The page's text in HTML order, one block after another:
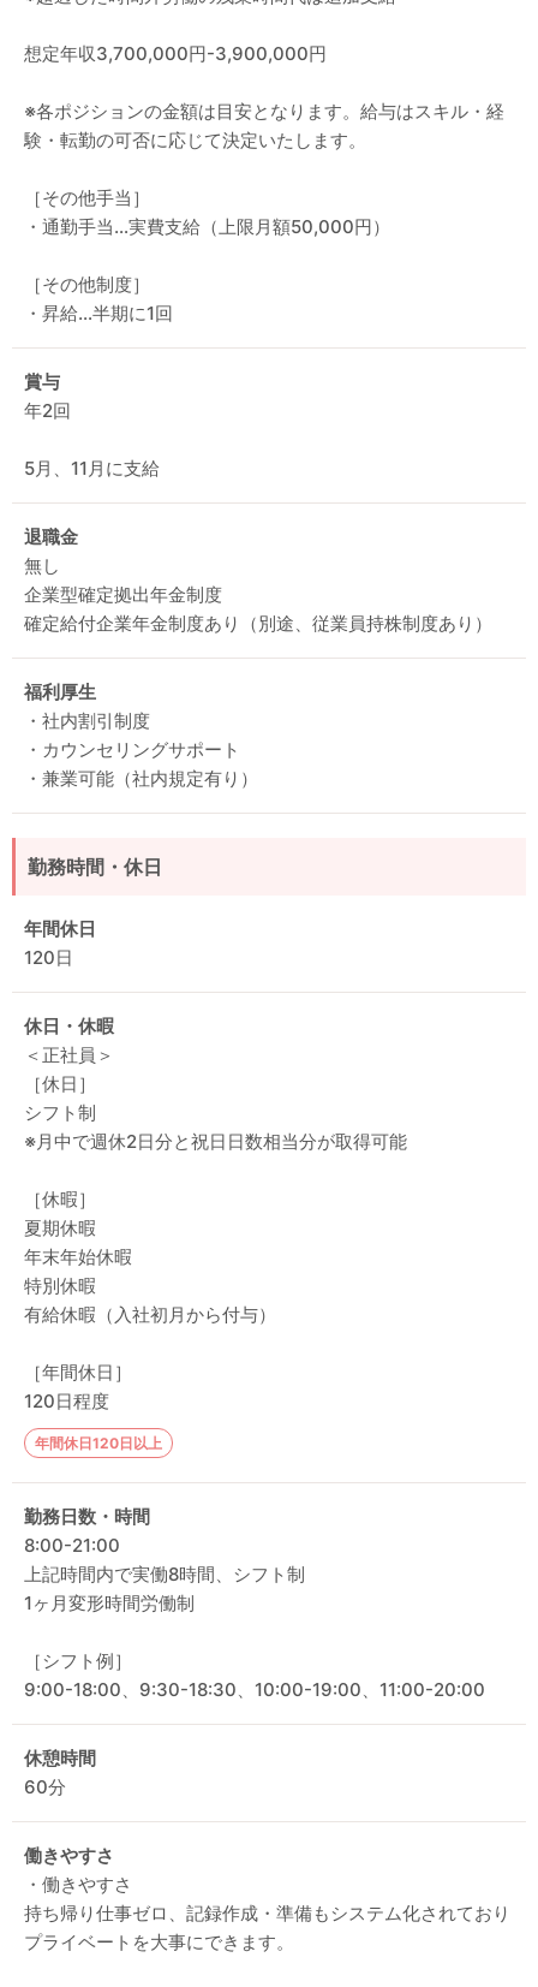
想定年収3,700,000円-3,900,000円
※各ポジションの金額は目安となります。給与はスキル・経
験・転勤の可否に応じて決定いたします。
［その他手当］
・通勤手当…実費支給（上限月額50,000円）
［その他制度］
・昇給…半期に1回
賞与
年2回
5月、11月に支給
退職金
無し
企業型確定拠出年金制度
確定給付企業年金制度あり（別途、従業員持株制度あり）
福利厚生
・社内割引制度
・カウンセリングサポート
・兼業可能（社内規定有り）
勤務時間・休日
年間休日
120日
休日・休暇
＜正社員＞
［休日］
シフト制
※月中で週休2日分と祝日日数相当分が取得可能
［休暇］
夏期休暇
年末年始休暇
特別休暇
有給休暇（入社初月から付与）
［年間休日］
120日程度
年間休日120日以上
勤務日数・時間
8:00-21:00
上記時間内で実働8時間、シフト制
1ヶ月変形時間労働制
［シフト例］
9:00-18:00、9:30-18:30、10:00-19:00、11:00-20:00
休憩時間
60分
働きやすさ
・働きやすさ
持ち帰り仕事ゼロ、記録作成・準備もシステム化されており
プライベートを大事にできます。